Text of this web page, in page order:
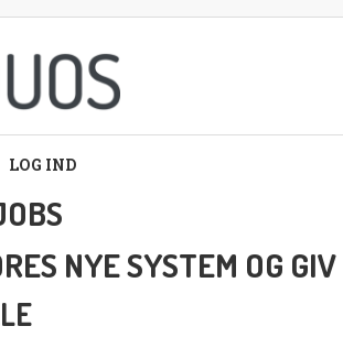
LOG IND
NYE SYSTEM OG